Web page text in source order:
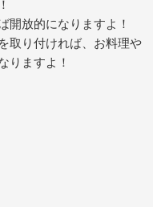
開放的になりますよ！
取り付ければ、お料理や
りますよ！